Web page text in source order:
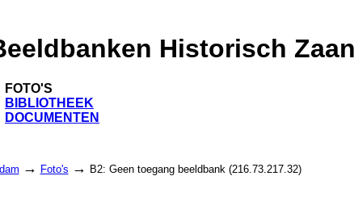
Historisch
FOTO'S
BIBLIOTHEEK
DOCUMENTEN
→ Foto's → B2: Geen toegang beeldbank (216.73.217.32)